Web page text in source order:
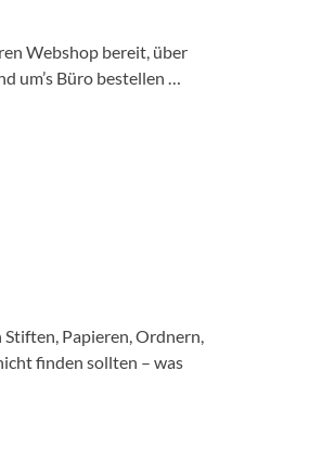
Webshop bereit, über
um’s Büro bestellen …
Papieren, Ordnern,
finden sollten – was